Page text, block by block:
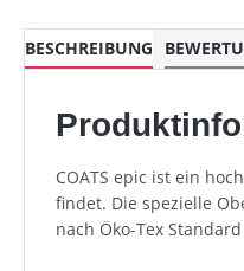
BESCHREIBUNG
COATS epic ist ein
findet. Die spezielle
nach Öko-Tex